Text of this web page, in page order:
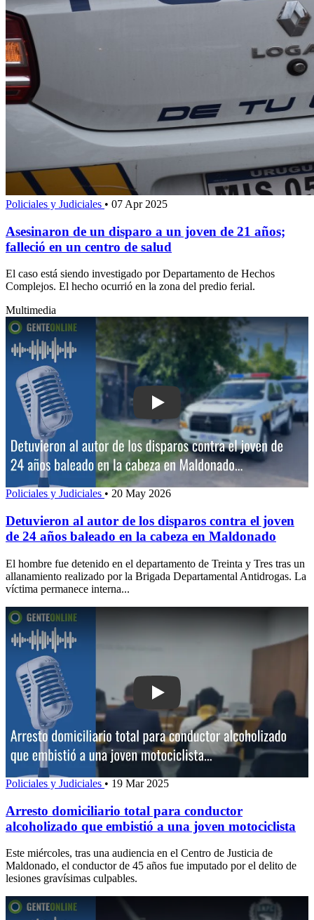
Policiales y Judiciales • 07 Apr 2025
Asesinaron de un disparo a un joven de 21 años;
falleció en un centro de salud
El caso está siendo investigado por Departamento de Hechos
Complejos. El hecho ocurrió en la zona del predio ferial.
Multimedia
Play: Detuvieron al autor de los
Policiales y Judiciales • 20 May 2026
Detuvieron al autor de los disparos contra el joven
de 24 años baleado en la cabeza en Maldonado
El hombre fue detenido en el departamento de Treinta y Tres tras un
allanamiento realizado por la Brigada Departamental Antidrogas. La
víctima permanece interna...
Play: Arresto domiciliario total para
Policiales y Judiciales • 19 Mar 2025
Arresto domiciliario total para conductor
alcoholizado que embistió a una joven motociclista
Este miércoles, tras una audiencia en el Centro de Justicia de
Maldonado, el conductor de 45 años fue imputado por el delito de
lesiones gravísimas culpables.